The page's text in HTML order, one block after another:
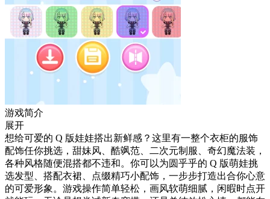
游戏简介
展开
想给可爱的 Q 版娃娃搭出新鲜感？这里有一整个衣柜的服饰
配饰任你挑选，甜妹风、酷飒范、二次元制服、奇幻魔法装，
各种风格随便混搭都不违和。你可以为圆乎乎的 Q 版萌娃挑
选发型、搭配衣裙、点缀精巧小配饰，一步步打造出合你心意
的可爱形象。游戏操作简单轻松，画风软萌细腻，闲暇时点开